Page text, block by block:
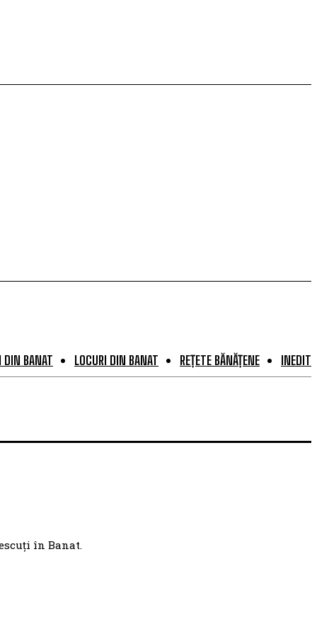
DIN BANAT LOCURI DIN BANAT REȚETE BĂNĂȚENE INEDIT
în Banat.